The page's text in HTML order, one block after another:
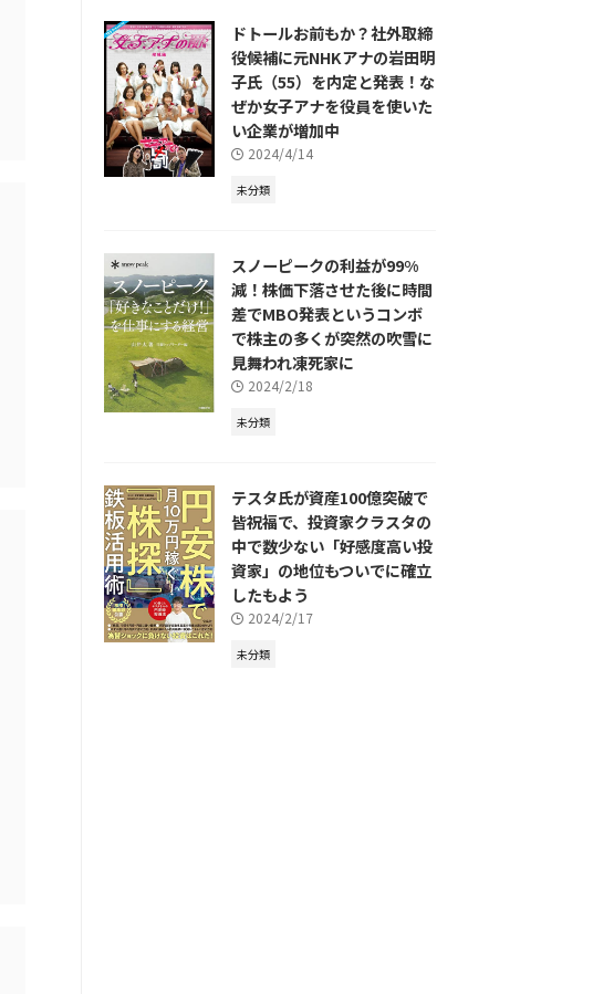
ドトールお前もか？社外取締
役候補に元NHKアナの岩田明
子氏（55）を内定と発表！な
ぜか女子アナを役員を使いた
い企業が増加中
2024/4/14
未分類
スノーピークの利益が99%
減！株価下落させた後に時間
差でMBO発表というコンボ
で株主の多くが突然の吹雪に
見舞われ凍死家に
2024/2/18
未分類
テスタ氏が資産100億突破で
皆祝福で、投資家クラスタの
中で数少ない「好感度高い投
資家」の地位もついでに確立
したもよう
2024/2/17
未分類